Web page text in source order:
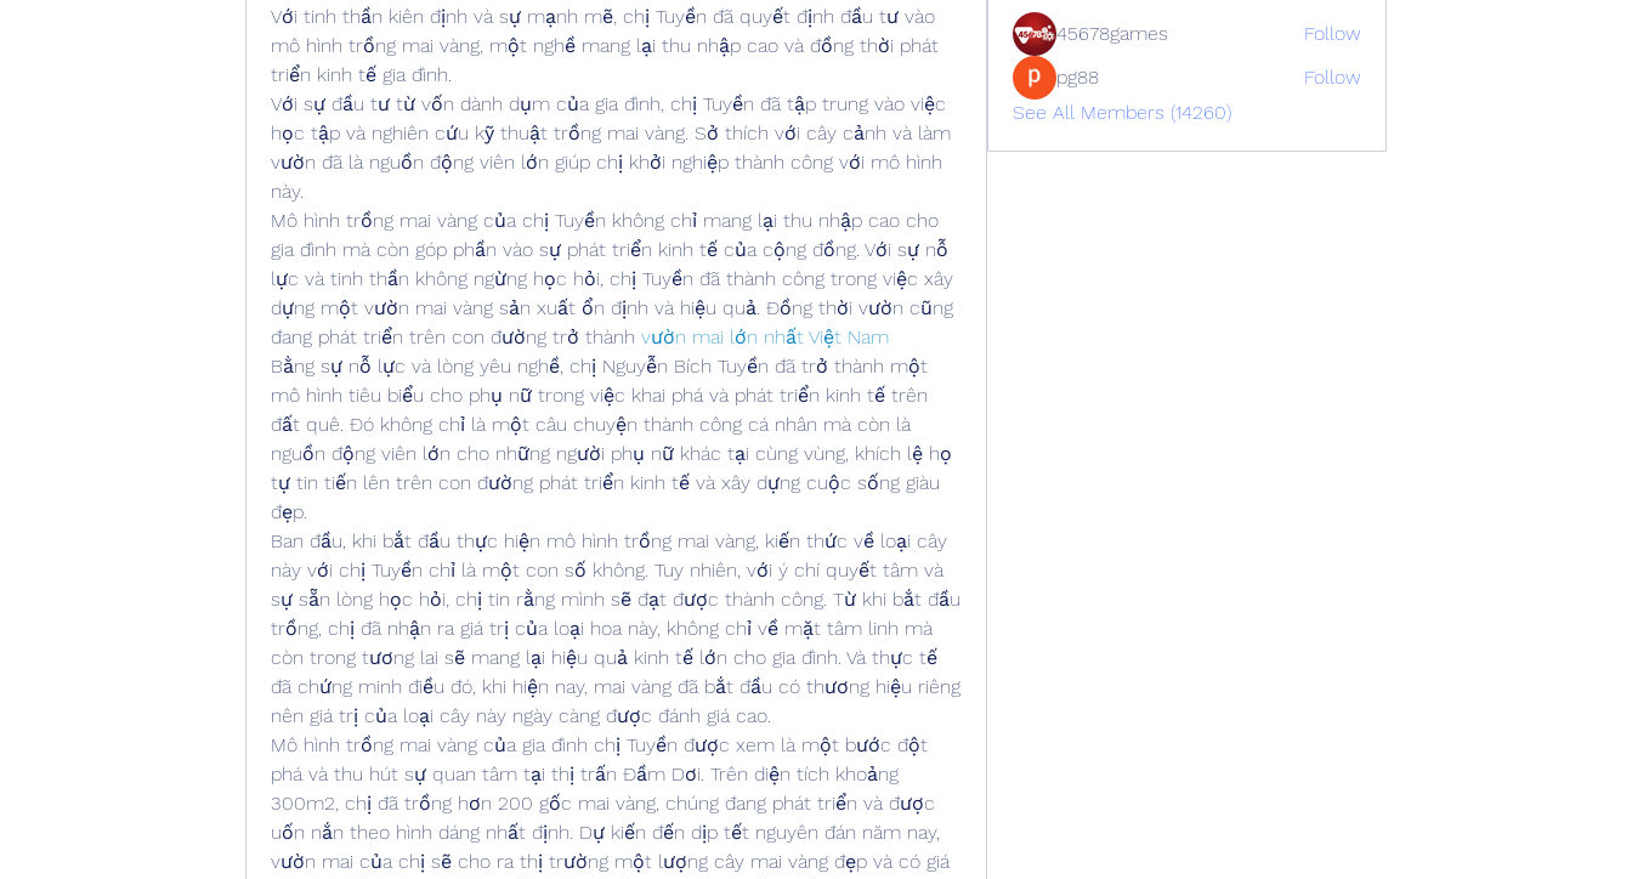
Với tinh thần kiên định và sự mạnh mẽ, chị Tuyền đã quyết định đầu tư vào
mô hình trồng mai vàng, một nghề mang lại thu nhập cao và đồng thời phát
triển kinh tế gia đình.
Với sự đầu tư từ vốn dành dụm của gia đình, chị Tuyền đã tập trung vào việc
học tập và nghiên cứu kỹ thuật trồng mai vàng. Sở thích với cây cảnh và làm
vườn đã là nguồn động viên lớn giúp chị khởi nghiệp thành công với mô hình
này.
Mô hình trồng mai vàng của chị Tuyền không chỉ mang lại thu nhập cao cho
gia đình mà còn góp phần vào sự phát triển kinh tế của cộng đồng. Với sự nỗ
lực và tinh thần không ngừng học hỏi, chị Tuyền đã thành công trong việc xây
dựng một vườn mai vàng sản xuất ổn định và hiệu quả. Đồng thời vườn cũng
đang phát triển trên con đường trở thành vườn mai lớn nhất Việt Nam
Bằng sự nỗ lực và lòng yêu nghề, chị Nguyễn Bích Tuyền đã trở thành một
mô hình tiêu biểu cho phụ nữ trong việc khai phá và phát triển kinh tế trên
đất quê. Đó không chỉ là một câu chuyện thành công cá nhân mà còn là
nguồn động viên lớn cho những người phụ nữ khác tại cùng vùng, khích lệ họ
tự tin tiến lên trên con đường phát triển kinh tế và xây dựng cuộc sống giàu
đẹp.
Ban đầu, khi bắt đầu thực hiện mô hình trồng mai vàng, kiến thức về loại cây
này với chị Tuyền chỉ là một con số không. Tuy nhiên, với ý chí quyết tâm và
sự sẵn lòng học hỏi, chị tin rằng mình sẽ đạt được thành công. Từ khi bắt đầu
trồng, chị đã nhận ra giá trị của loại hoa này, không chỉ về mặt tâm linh mà
còn trong tương lai sẽ mang lại hiệu quả kinh tế lớn cho gia đình. Và thực tế
đã chứng minh điều đó, khi hiện nay, mai vàng đã bắt đầu có thương hiệu riêng
nên giá trị của loại cây này ngày càng được đánh giá cao.
Mô hình trồng mai vàng của gia đình chị Tuyền được xem là một bước đột
phá và thu hút sự quan tâm tại thị trấn Đầm Dơi. Trên diện tích khoảng
300m2, chị đã trồng hơn 200 gốc mai vàng, chúng đang phát triển và được
uốn nắn theo hình dáng nhất định. Dự kiến đến dịp tết nguyên đán năm nay,
vườn mai của chị sẽ cho ra thị trường một lượng cây mai vàng đẹp và có giá
45678games
Follow
pg88
Follow
See All Members (14260)